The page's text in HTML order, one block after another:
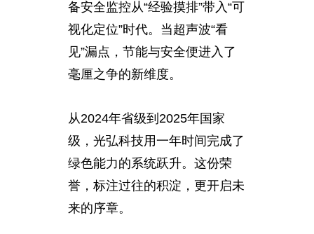
备安全监控从“经验摸排”带入“可
视化定位”时代。当超声波“看
见”漏点，节能与安全便进入了
毫厘之争的新维度。
从2024年省级到2025年国家
级，光弘科技用一年时间完成了
绿色能力的系统跃升。这份荣
誉，标注过往的积淀，更开启未
来的序章。